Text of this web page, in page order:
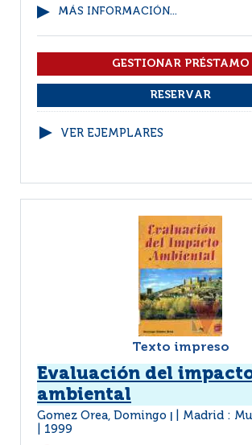
MÁS INFORMACIÓN...
VER EJEMPLARES
Texto impreso
Evaluación del
ambiental
Gomez Orea, Domingo Madrid :
1999